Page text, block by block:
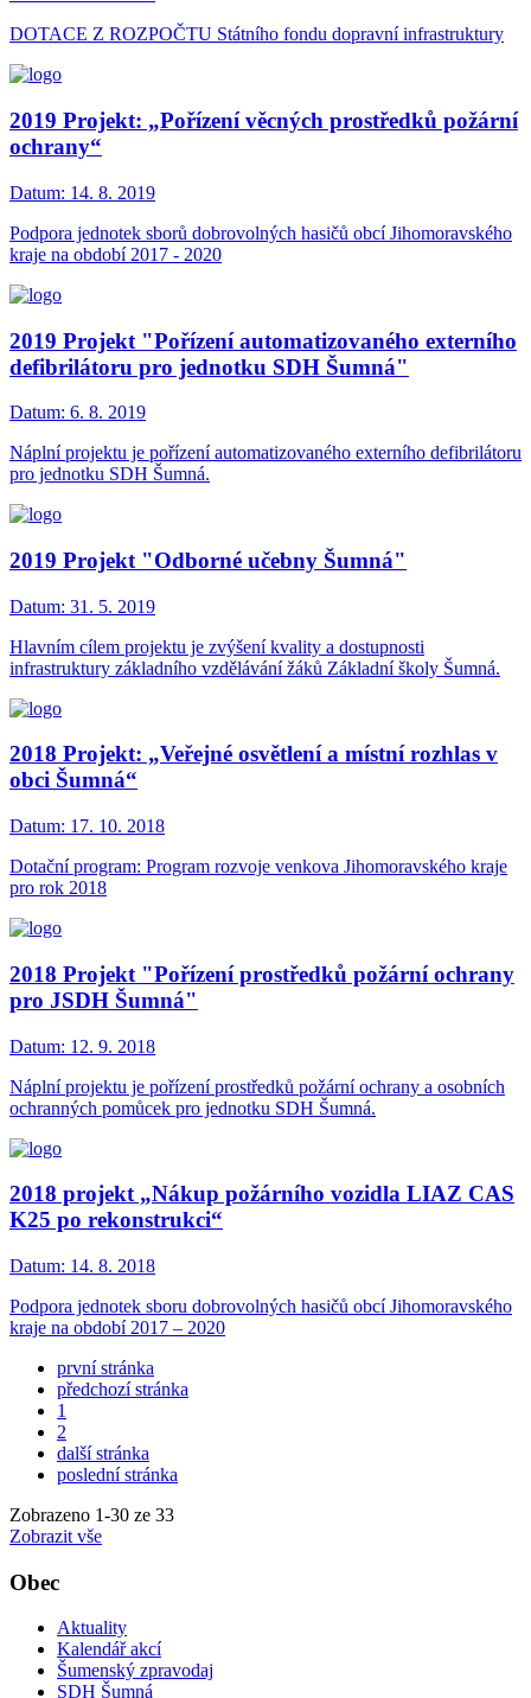
DOTACE Z ROZPOČTU Státního fondu dopravní infrastruktury
2019 Projekt: „Pořízení věcných prostředků požární
ochrany“
Datum: 14. 8. 2019
Podpora jednotek sborů dobrovolných hasičů obcí Jihomoravského
kraje na období 2017 - 2020
2019 Projekt "Pořízení automatizovaného externího
defibrilátoru pro jednotku SDH Šumná"
Datum: 6. 8. 2019
Náplní projektu je pořízení automatizovaného externího defibrilátoru
pro jednotku SDH Šumná.
2019 Projekt "Odborné učebny Šumná"
Datum: 31. 5. 2019
Hlavním cílem projektu je zvýšení kvality a dostupnosti
infrastruktury základního vzdělávání žáků Základní školy Šumná.
2018 Projekt: „Veřejné osvětlení a místní rozhlas v
obci Šumná“
Datum: 17. 10. 2018
Dotační program: Program rozvoje venkova Jihomoravského kraje
pro rok 2018
2018 Projekt "Pořízení prostředků požární ochrany
pro JSDH Šumná"
Datum: 12. 9. 2018
Náplní projektu je pořízení prostředků požární ochrany a osobních
ochranných pomůcek pro jednotku SDH Šumná.
2018 projekt „Nákup požárního vozidla LIAZ CAS
K25 po rekonstrukci“
Datum: 14. 8. 2018
Podpora jednotek sboru dobrovolných hasičů obcí Jihomoravského
kraje na období 2017 – 2020
první stránka
předchozí stránka
1
2
další stránka
poslední stránka
Zobrazeno 1-30 ze 33
Zobrazit vše
Obec
Aktuality
Kalendář akcí
Šumenský zpravodaj
SDH Šumná